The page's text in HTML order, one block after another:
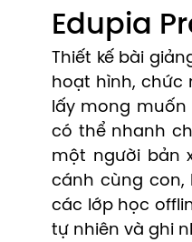
Edupia
Thiết kế bài
hoạt hình, chức
lấy mong
có thể nhanh
một người bản
cánh cùng
các lớp học
tự nhiên và ghi